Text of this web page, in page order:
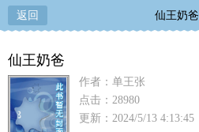
返回 仙王奶爸
仙王奶爸
作者：单王张
点击：28980
更新：2024/5/13 4:13:45